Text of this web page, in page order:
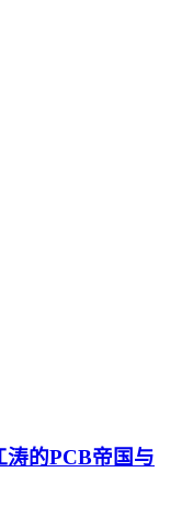
的PCB帝国与